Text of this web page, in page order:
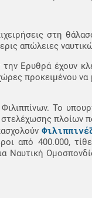
στη
απώλειες
την Ερυθρά έχουν
προκειμένου
Το
πλοίων
από 400.000,
Ναυτική